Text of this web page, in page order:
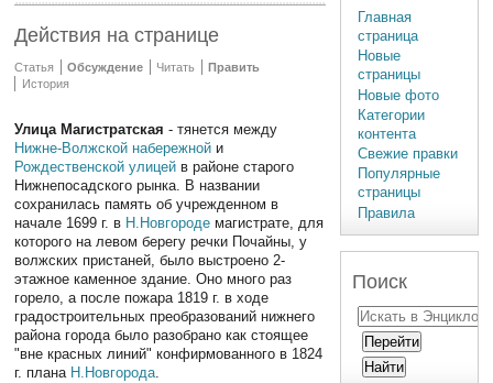
Действия на странице
Статья Обсуждение Читать
Править
История
Улица Магистратская - тянется между
Нижне-Волжской набережной и
Рождественской улицей в районе старого
Нижнепосадского рынка. В названии
сохранилась память об учрежденном в
начале 1699 г. в Н.Новгороде магистрате, для
которого на левом берегу речки Почайны, у
волжских пристаней, было выстроено 2-
этажное каменное здание. Оно много раз
горело, а после пожара 1819 г. в ходе
градостроительных преобразований нижнего
района города было разобрано как стоящее
"вне красных линий" конфирмованного в 1824
г. плана Н.Новгорода.
Главная
страница
Новые
страницы
Новые фото
Категории
контента
Свежие правки
Популярные
страницы
Правила
Поиск